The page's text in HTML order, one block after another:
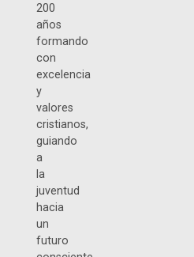
200
años
formando
con
excelencia
y
valores
cristianos,
guiando
a
la
juventud
hacia
un
futuro